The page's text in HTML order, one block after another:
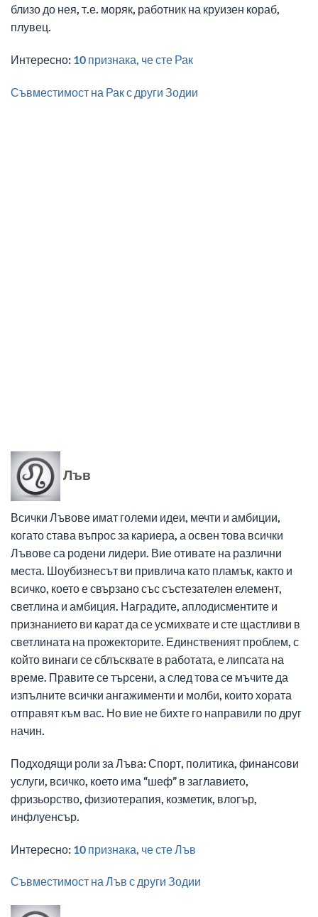
близо до нея, т.е. моряк, работник на круизен кораб,
плувец.
Интересно: 10 признака, че сте Рак
Съвместимост на Рак с други Зодии
Лъв
Всички Лъвове имат големи идеи, мечти и амбиции,
когато става въпрос за кариера, а освен това всички
Лъвове са родени лидери. Вие отивате на различни
места. Шоубизнесът ви привлича като пламък, както и
всичко, което е свързано със състезателен елемент,
светлина и амбиция. Наградите, аплодисментите и
признанието ви карат да се усмихвате и сте щастливи в
светлината на прожекторите. Единственият проблем, с
който винаги се сблъсквате в работата, е липсата на
време. Правите се търсени, а след това се мъчите да
изпълните всички ангажименти и молби, които хората
отправят към вас. Но вие не бихте го направили по друг
начин.
Подходящи роли за Лъва: Спорт, политика, финансови
услуги, всичко, което има “шеф” в заглавието,
фризьорство, физиотерапия, козметик, влогър,
инфлуенсър.
Интересно: 10 признака, че сте Лъв
Съвместимост на Лъв с други Зодии